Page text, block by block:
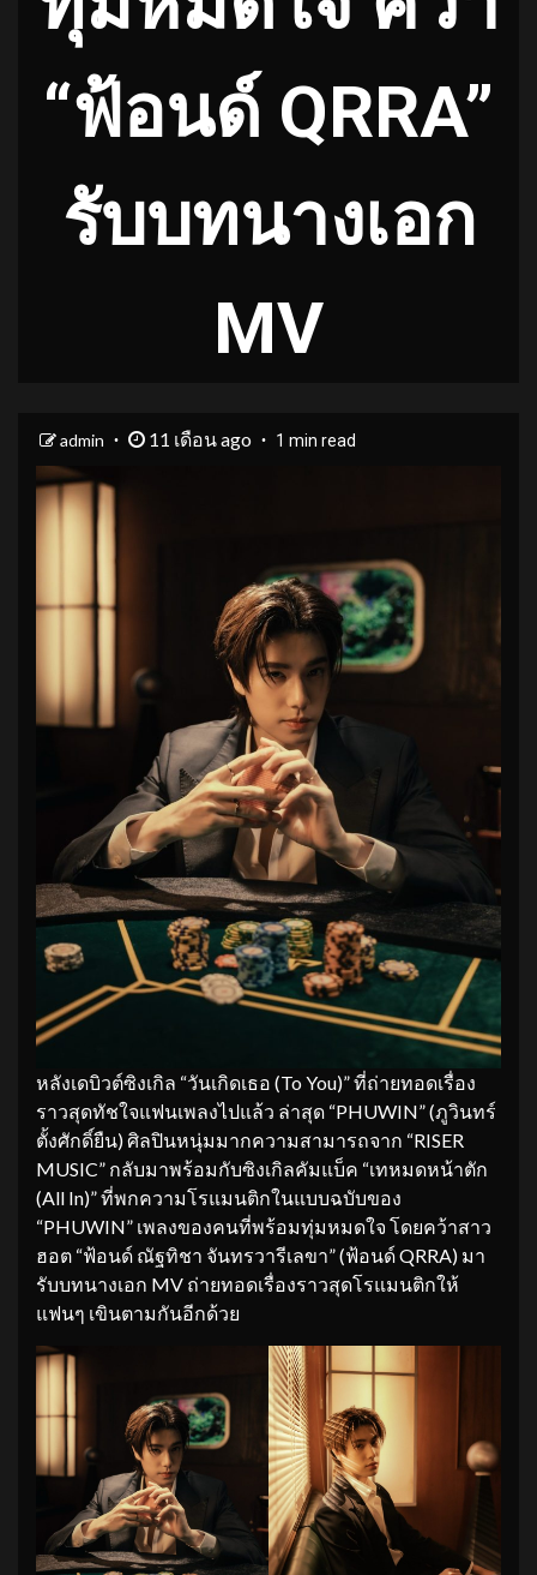
“ฟ้อนด์ QRRA”
รับบทนางเอก
MV
admin 11 เดือน ago 1 min read
หลังเดบิวต์ซิงเกิล “วันเกิดเธอ (To You)” ที่ถ่ายทอดเรื่อง
ราวสุดทัชใจแฟนเพลงไปแล้ว ล่าสุด “PHUWIN” (ภูวินทร์
ตั้งศักดิ์ยืน) ศิลปินหนุ่มมากความสามารถจาก “RISER
MUSIC” กลับมาพร้อมกับซิงเกิลคัมแบ็ค “เทหมดหน้าตัก
(All In)” ที่พกความโรแมนติกในแบบฉบับของ
“PHUWIN” เพลงของคนที่พร้อมทุ่มหมดใจ โดยคว้าสาว
ฮอต “ฟ้อนด์ ณัฐทิชา จันทรวารีเลขา” (ฟ้อนด์ QRRA) มา
รับบทนางเอก MV ถ่ายทอดเรื่องราวสุดโรแมนติกให้
แฟนๆ เขินตามกันอีกด้วย